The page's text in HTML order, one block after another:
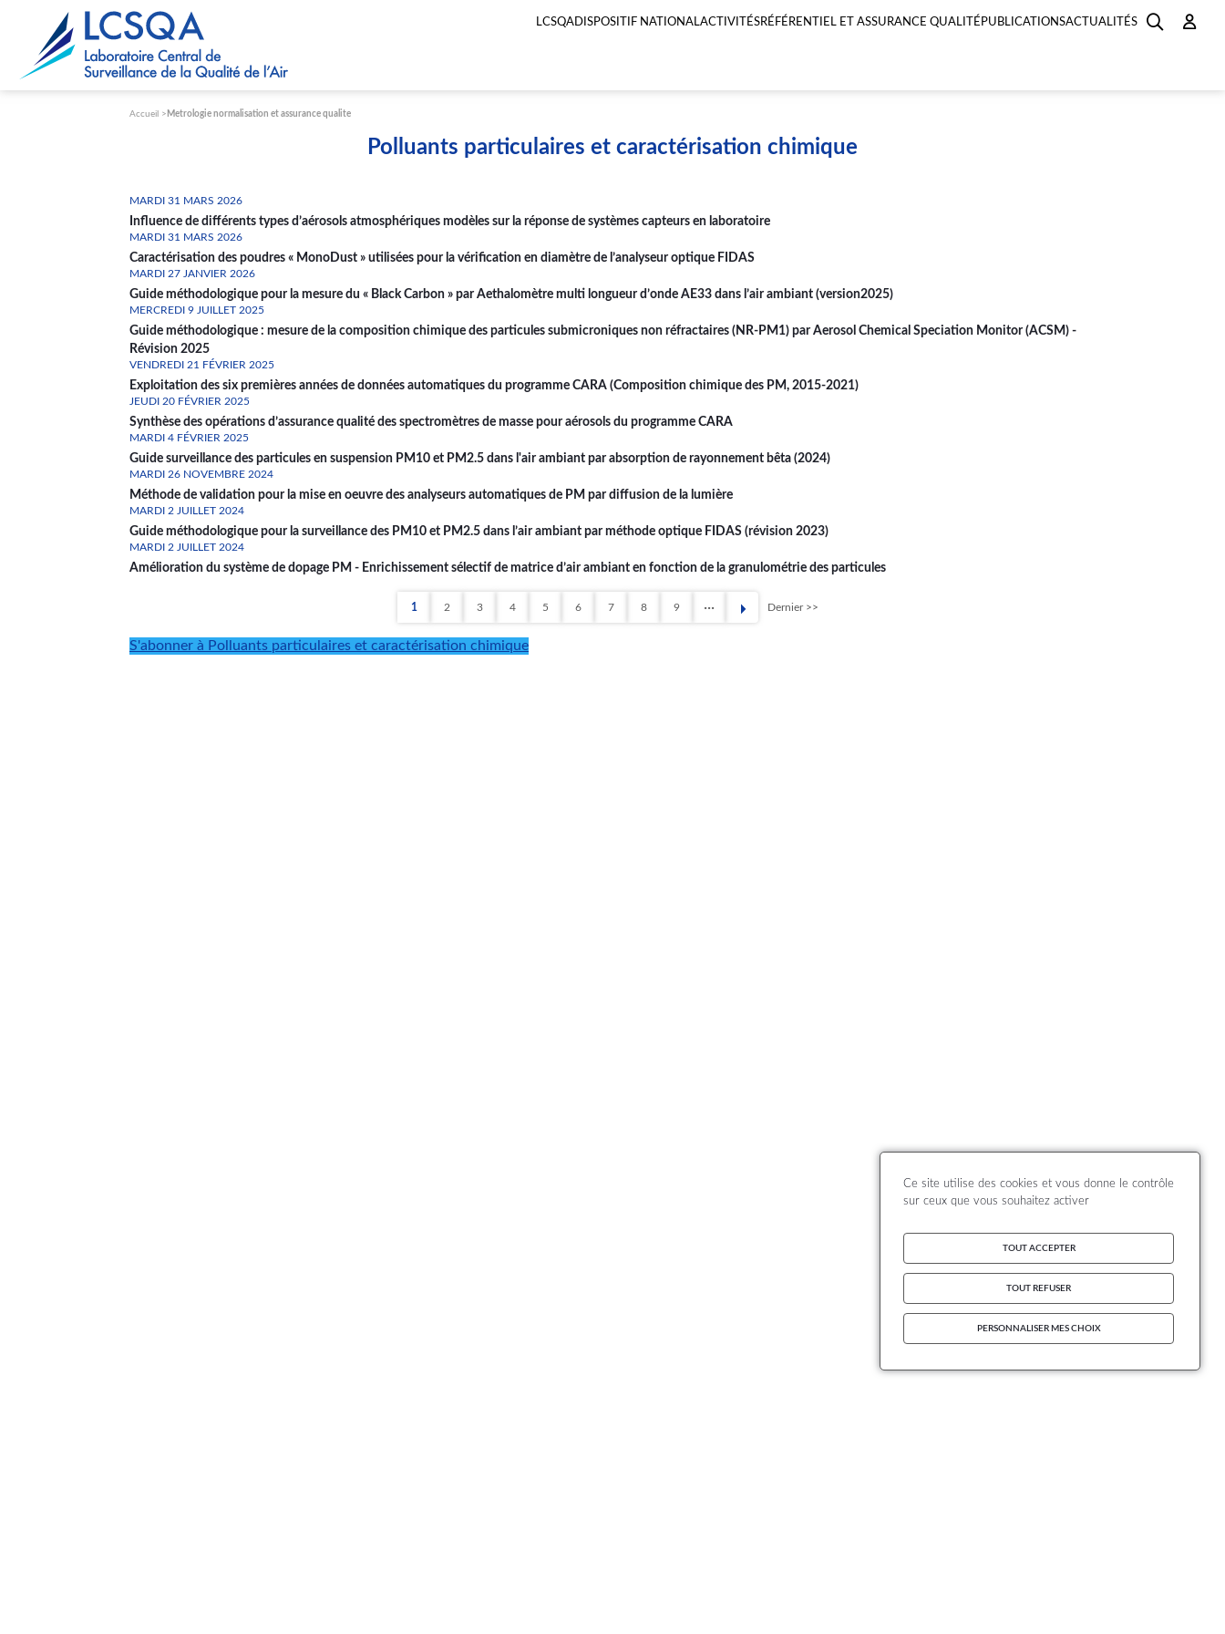
LCSQADISPOSITIF NATIONALACTIVITÉSRÉFÉRENTIEL ET ASSURANCE QUALITÉ PUBLICATIONSACTUALITÉS
Accueil Metrologie normalisation et assurance qualite
Polluants particulaires et caractérisation chimique
MARDI 31 MARS 2026
Influence de différents types d’aérosols atmosphériques modèles sur la réponse de systèmes capteurs en laboratoire
MARDI 31 MARS 2026
Caractérisation des poudres « MonoDust » utilisées pour la vérification en diamètre de l’analyseur optique FIDAS
MARDI 27 JANVIER 2026
Guide méthodologique pour la mesure du « Black Carbon » par Aethalomètre multi longueur d’onde AE33 dans l’air ambiant (version2025)
MERCREDI 9 JUILLET 2025
Guide méthodologique : mesure de la composition chimique des particules submicroniques non réfractaires (NR-PM1) par Aerosol Chemical Speciation Monitor (ACSM) -
Révision 2025
VENDREDI 21 FÉVRIER 2025
Exploitation des six premières années de données automatiques du programme CARA (Composition chimique des PM, 2015-2021)
JEUDI 20 FÉVRIER 2025
Synthèse des opérations d’assurance qualité des spectromètres de masse pour aérosols du programme CARA
MARDI 4 FÉVRIER 2025
Guide surveillance des particules en suspension PM10 et PM2.5 dans l'air ambiant par absorption de rayonnement bêta (2024)
MARDI 26 NOVEMBRE 2024
Méthode de validation pour la mise en oeuvre des analyseurs automatiques de PM par diffusion de la lumière
MARDI 2 JUILLET 2024
Guide méthodologique pour la surveillance des PM10 et PM2.5 dans l’air ambiant par méthode optique FIDAS (révision 2023)
MARDI 2 JUILLET 2024
Amélioration du système de dopage PM - Enrichissement sélectif de matrice d’air ambiant en fonction de la granulométrie des particules
Page
1
Page
2
Page
3
Page
4
Page
5
Page
6
Page
7
Page
8
Page
9
Dernière
Dernier >>
S'abonner à Polluants particulaires et caractérisation chimique
Paramétrer les cookies
Ce site utilise des cookies et vous donne le contrôle
sur ceux que vous souhaitez activer
TOUT ACCEPTER
TOUT REFUSER
PERSONNALISER MES CHOIX